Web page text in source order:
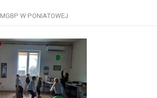
MGBP W PONIATOWEJ